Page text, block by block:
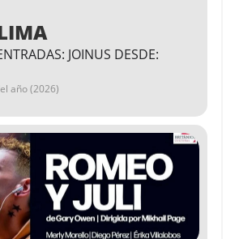
JOINUS DESDE:
año (2026)